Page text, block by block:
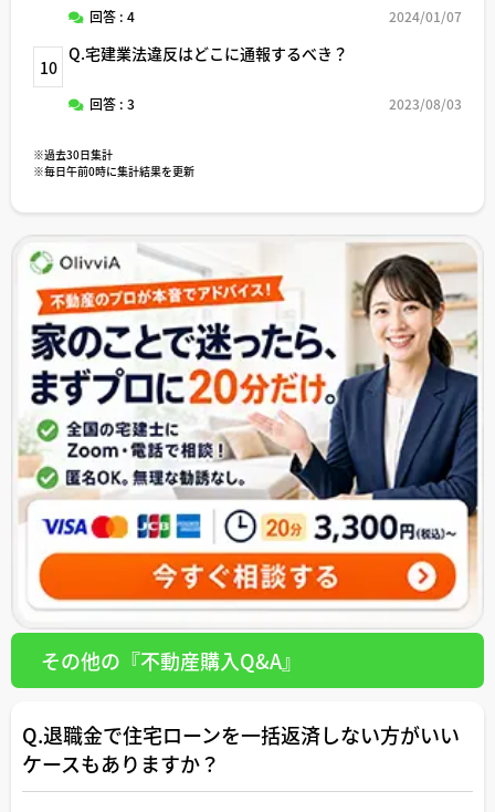
回答 : 4 2024/01/07
10
Q.宅建業法違反はどこに通報するべき？
回答 : 3 2023/08/03
※過去30日集計
※毎日午前0時に集計結果を更新
その他の『不動産購入Q&A』
Q.退職金で住宅ローンを一括返済しない方がいい
ケースもありますか？